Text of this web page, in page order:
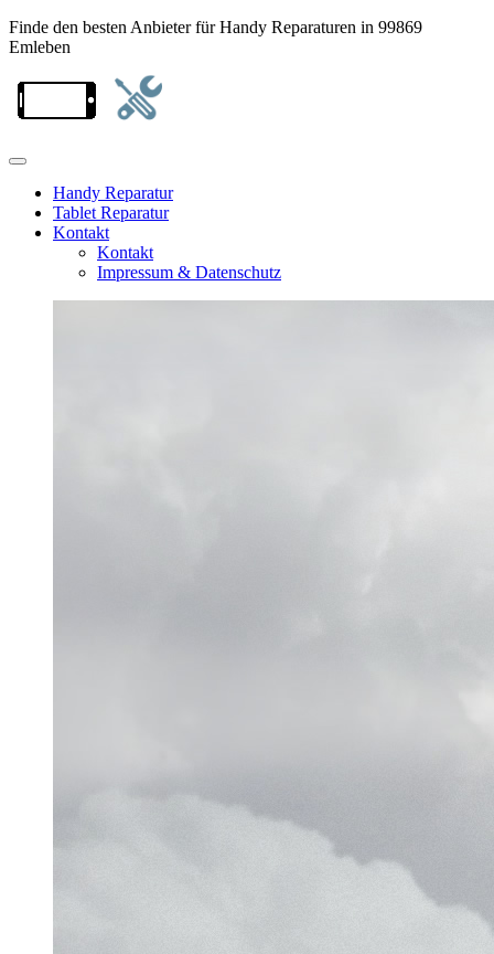
Finde den besten Anbieter für Handy Reparaturen in 99869
Emleben
Handy Reparatur
Tablet Reparatur
Kontakt
Kontakt
Impressum & Datenschutz